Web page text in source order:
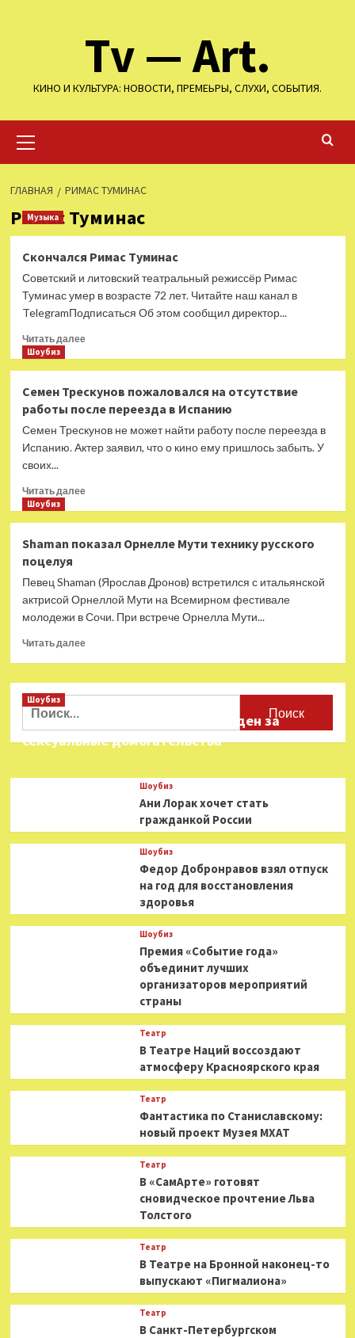
Tv — Art.
КИНО И КУЛЬТУРА: НОВОСТИ, ПРЕМЕЬРЫ, СЛУХИ, СОБЫТИЯ.
меню
ГЛАВНАЯ РИМАС ТУМИНАС
Римас Туминас
Музыка
Скончался Римас Туминас
Советский и литовский театральный режиссёр Римас
Туминас умер в возрасте 72 лет. Читайте наш канал в
TelegramПодписаться Об этом сообщил директор...
Читать далееПрочитать
Римас
Туминас
Шоубиз
Семен Трескунов пожаловался на отсутствие
работы после переезда в Испанию
Семен Трескунов не может найти работу после переезда в
Испанию. Актер заявил, что о кино ему пришлось забыть. У
своих...
Читать далееПрочитать
Трескунов
на
отсутствие
после
переезда
Шоубиз
Shaman показал Орнелле Мути технику русского
поцелуя
Певец Shaman (Ярослав Дронов) встретился с итальянской
актрисой Орнеллой Мути на Всемирном фестивале
молодежи в Сочи. При встрече Орнелла Мути...
Читать далееПрочитать
Shaman
Мути
технику
поцелуя
Найти:
Шоубиз
Звезда «Игры в кальмара» осужден за
сексуальные домогательства
Шоубиз
Ани Лорак хочет стать
гражданкой России
Шоубиз
Федор Добронравов взял отпуск
на год для восстановления
здоровья
Шоубиз
Премия «Событие года»
объединит лучших
организаторов мероприятий
страны
Театр
В Театре Наций воссоздают
атмосферу Красноярского края
Театр
Фантастика по Станиславскому:
новый проект Музея МХАТ
Театр
В «СамАрте» готовят
сновидческое прочтение Льва
Толстого
Театр
В Театре на Бронной наконец-то
выпускают «Пигмалиона»
Театр
В Санкт-Петербургском